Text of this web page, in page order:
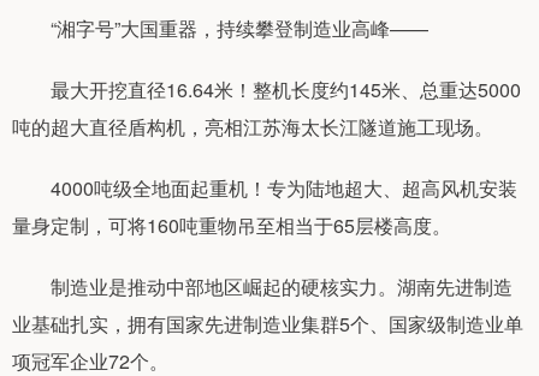
“湘字号”大国重器，持续攀登制造业高峰——
最大开挖直径16.64米！整机长度约145米、总重达5000
吨的超大直径盾构机，亮相江苏海太长江隧道施工现场。
4000吨级全地面起重机！专为陆地超大、超高风机安装
量身定制，可将160吨重物吊至相当于65层楼高度。
制造业是推动中部地区崛起的硬核实力。湖南先进制造
业基础扎实，拥有国家先进制造业集群5个、国家级制造业单
项冠军企业72个。